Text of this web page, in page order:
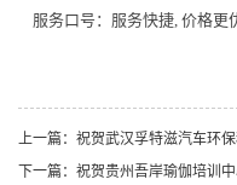
服务口号：服务快捷, 价格更
上一篇：祝贺武汉孚特滋汽车环
下一篇：祝贺贵州吾岸瑜伽培训